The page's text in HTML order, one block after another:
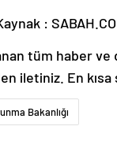
:
tüm haber
iletiniz. En
Bakanlığı